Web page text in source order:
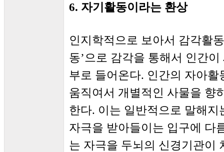
6. 자기활동이라는 환상
인지학적으로 보아서 감각활
동’으로 감각을 통해서 인간
부로 들어온다. 인간의 자아
움직여서 개별적인 사물을 향
한다. 이는 일반적으로 말해
자극을 받아들이는 입구에 다
는 자극을 두뇌의 신경기관이